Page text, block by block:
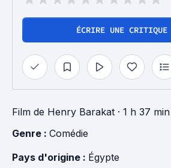
ÉCRIRE UNE CRITIQUE
Film de Henry Barakat · 1 h 37 min
Genre : Comédie
Pays d'origine : Égypte